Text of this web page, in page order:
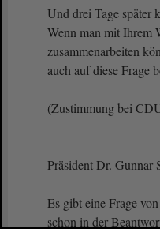
Und drei Tage später
Wenn man mit Ihrem
zusammenarbeiten
auch auf diese Frage
(Zustimmung bei
Präsident Dr. Gunnar
Es gibt eine Frage
schon in der